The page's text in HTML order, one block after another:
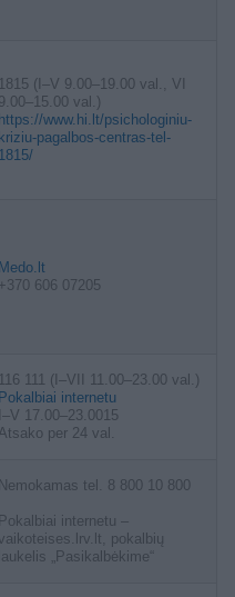
1815 (I–V 9.00–19.00 val., VI
9.00–15.00 val.)
https://www.hi.lt/psichologiniu-
kriziu-pagalbos-centras-tel-
1815/
Medo.lt
+370 606 07205
116 111 (I–VII 11.00–23.00 val.)
Pokalbiai internetu
I–V 17.00–23.0015
Atsako per 24 val.
Nemokamas tel. 8 800 10 800
Pokalbiai internetu –
vaikoteises.lrv.lt, pokalbių
laukelis „Pasikalbėkime“